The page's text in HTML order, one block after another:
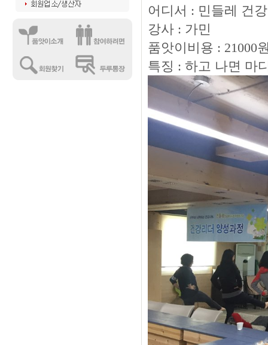
어디서 : 민들레 건
강사 : 가민
품앗이비용 : 21000
특징 : 하고 나면 마